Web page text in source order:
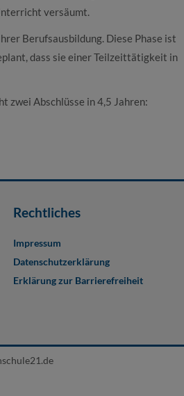
versäumt.
Berufsausbildung. Diese Phase ist
dass sie einer Teilzeittätigkeit in
zwei Abschlüsse in 4,5 Jahren:
Rechtliches
Impressum
Datenschutzerklärung
Erklärung zur Barrierefreiheit